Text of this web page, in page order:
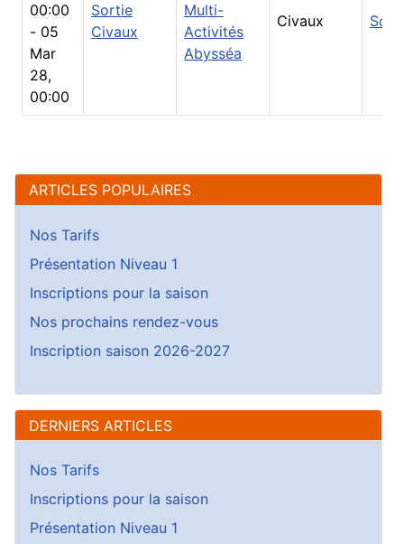
00:00
- 05
Mar
28,
00:00
Sortie
Civaux
Multi-
Activités
Abysséa
Civaux
ARTICLES POPULAIRES
Nos Tarifs
Présentation Niveau 1
Inscriptions pour la saison
Nos prochains rendez-vous
Inscription saison 2026-2027
DERNIERS ARTICLES
Nos Tarifs
Inscriptions pour la saison
Présentation Niveau 1